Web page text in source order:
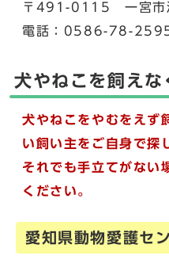
〒491-0115 一宮市
電話：0586-78-
犬やねこを飼えな
犬やねこをやむをえず
い飼い主をご自身で探
それでも手立てがない
ください。
愛知県動物愛護セ